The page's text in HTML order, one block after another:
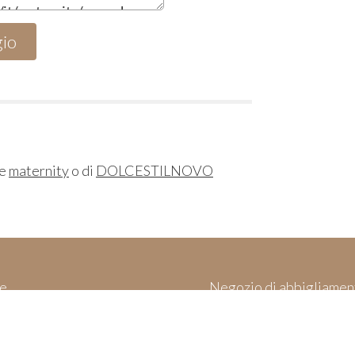
maternityo di DOLCESTILNOVO
Negozio di